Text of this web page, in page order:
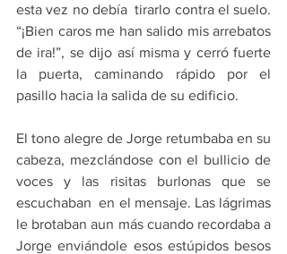
esta vez no debía  tirarlo contra el suelo.
“¡Bien caros me han salido mis arrebatos
de ira!”, se dijo así misma y cerró fuerte
la puerta, caminando rápido por el
pasillo hacia la salida de su edificio.
El tono alegre de Jorge retumbaba en su
cabeza, mezclándose con el bullicio de
voces y las risitas burlonas que se
escuchaban  en el mensaje. Las lágrimas
le brotaban aun más cuando recordaba a
Jorge enviándole esos estúpidos besos